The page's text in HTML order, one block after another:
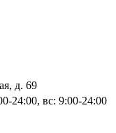
д. 69
24:00, вс: 9:00-24:00